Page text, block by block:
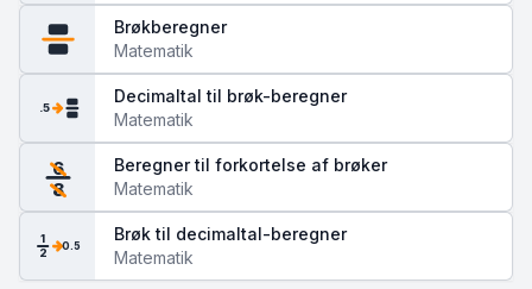
Brøkberegner
Matematik
.5
Decimaltal til brøk-beregner
Matematik
6
8
Beregner til forkortelse af brøker
Matematik
1
2 0.5
Brøk til decimaltal-beregner
Matematik